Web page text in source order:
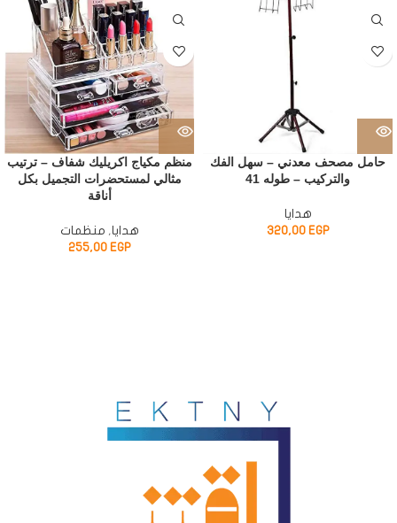
حامل مصحف معدني – سهل الفك
والتركيب – طوله 41
هدايا
320,00 EGP
منظم مكياج اكريليك شفاف – ترتيب
مثالي لمستحضرات التجميل بكل
أناقة
هدايا, منظمات
255,00 EGP